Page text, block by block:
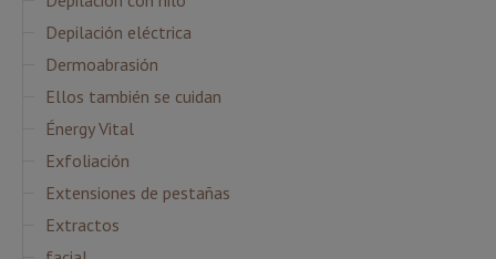
Depilación eléctrica
Dermoabrasión
Ellos también se cuidan
Énergy Vital
Exfoliación
Extensiones de pestañas
Extractos